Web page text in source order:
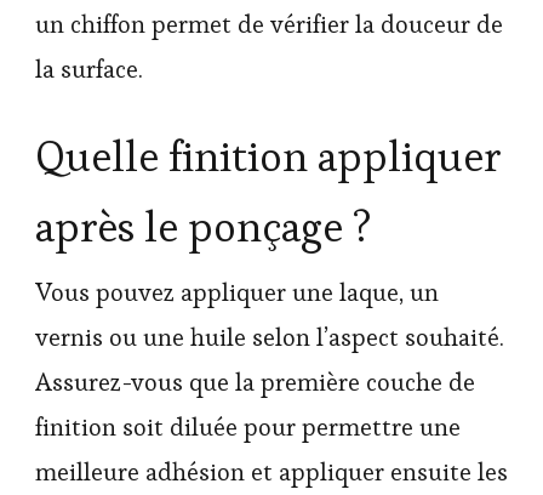
un chiffon permet de vérifier la douceur de
la surface.
Quelle finition appliquer
après le ponçage ?
Vous pouvez appliquer une laque, un
vernis ou une huile selon l’aspect souhaité.
Assurez-vous que la première couche de
finition soit diluée pour permettre une
meilleure adhésion et appliquer ensuite les